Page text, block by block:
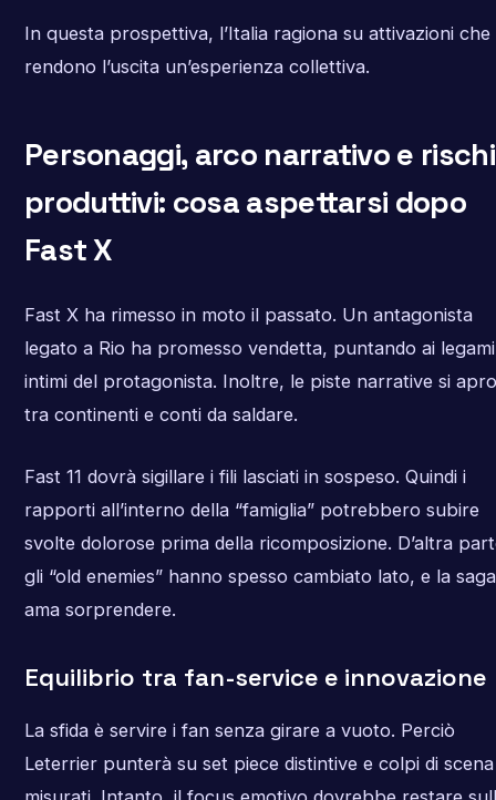
In questa prospettiva, l’Italia ragiona su attivazioni che
rendono l’uscita un’esperienza collettiva.
Personaggi, arco narrativo e rischi
produttivi: cosa aspettarsi dopo
Fast X
Fast X ha rimesso in moto il passato. Un antagonista
legato a Rio ha promesso vendetta, puntando ai
intimi del protagonista. Inoltre, le piste narrative si
tra continenti e conti da saldare.
Fast 11 dovrà sigillare i fili lasciati in sospeso. Quindi i
rapporti all’interno della “famiglia” potrebbero subire
svolte dolorose prima della ricomposizione. D’altra
gli “old enemies” hanno spesso cambiato lato, e la saga
ama sorprendere.
Equilibrio tra fan-service e innovazione
La sfida è servire i fan senza girare a vuoto. Perciò
Leterrier punterà su set piece distintive e colpi di scena